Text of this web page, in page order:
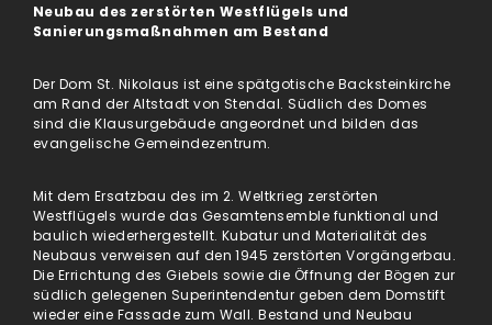
Neubau des zerstörten Westflügels und
Sanierungsmaßnahmen am Bestand
Der Dom St. Nikolaus ist eine spätgotische Backsteinkirche
am Rand der Altstadt von Stendal. Südlich des Domes
sind die Klausurgebäude angeordnet und bilden das
evangelische Gemeindezentrum.
Mit dem Ersatzbau des im 2. Weltkrieg zerstörten
Westflügels wurde das Gesamtensemble funktional und
baulich wiederhergestellt. Kubatur und Materialität des
Neubaus verweisen auf den 1945 zerstörten Vorgängerbau.
Die Errichtung des Giebels sowie die Öffnung der Bögen zur
südlich gelegenen Superintendentur geben dem Domstift
wieder eine Fassade zum Wall. Bestand und Neubau